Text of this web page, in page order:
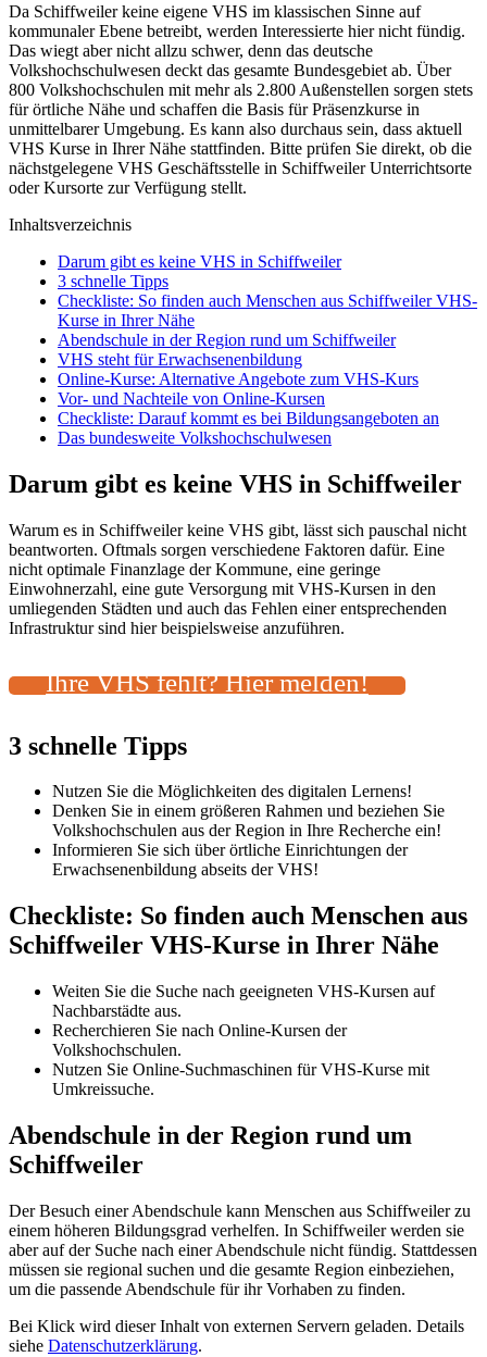
Da Schiffweiler keine eigene VHS im klassischen Sinne auf
kommunaler Ebene betreibt, werden Interessierte hier nicht fündig.
Das wiegt aber nicht allzu schwer, denn das deutsche
Volkshochschulwesen deckt das gesamte Bundesgebiet ab. Über
800 Volkshochschulen mit mehr als 2.800 Außenstellen sorgen stets
für örtliche Nähe und schaffen die Basis für Präsenzkurse in
unmittelbarer Umgebung. Es kann also durchaus sein, dass aktuell
VHS Kurse in Ihrer Nähe stattfinden. Bitte prüfen Sie direkt, ob die
nächstgelegene VHS Geschäftsstelle in Schiffweiler Unterrichtsorte
oder Kursorte zur Verfügung stellt.
Inhaltsverzeichnis
Darum gibt es keine VHS in Schiffweiler
3 schnelle Tipps
Checkliste: So finden auch Menschen aus Schiffweiler VHS-
Kurse in Ihrer Nähe
Abendschule in der Region rund um Schiffweiler
VHS steht für Erwachsenenbildung
Online-Kurse: Alternative Angebote zum VHS-Kurs
Vor- und Nachteile von Online-Kursen
Checkliste: Darauf kommt es bei Bildungsangeboten an
Das bundesweite Volkshochschulwesen
Darum gibt es keine VHS in Schiffweiler
Warum es in Schiffweiler keine VHS gibt, lässt sich pauschal nicht
beantworten. Oftmals sorgen verschiedene Faktoren dafür. Eine
nicht optimale Finanzlage der Kommune, eine geringe
Einwohnerzahl, eine gute Versorgung mit VHS-Kursen in den
umliegenden Städten und auch das Fehlen einer entsprechenden
Infrastruktur sind hier beispielsweise anzuführen.
Ihre VHS fehlt? Hier melden!
3 schnelle Tipps
Nutzen Sie die Möglichkeiten des digitalen Lernens!
Denken Sie in einem größeren Rahmen und beziehen Sie
Volkshochschulen aus der Region in Ihre Recherche ein!
Informieren Sie sich über örtliche Einrichtungen der
Erwachsenenbildung abseits der VHS!
Checkliste: So finden auch Menschen aus
Schiffweiler VHS-Kurse in Ihrer Nähe
Weiten Sie die Suche nach geeigneten VHS-Kursen auf
Nachbarstädte aus.
Recherchieren Sie nach Online-Kursen der
Volkshochschulen.
Nutzen Sie Online-Suchmaschinen für VHS-Kurse mit
Umkreissuche.
Abendschule in der Region rund um
Schiffweiler
Der Besuch einer Abendschule kann Menschen aus Schiffweiler zu
einem höheren Bildungsgrad verhelfen. In Schiffweiler werden sie
aber auf der Suche nach einer Abendschule nicht fündig. Stattdessen
müssen sie regional suchen und die gesamte Region einbeziehen,
um die passende Abendschule für ihr Vorhaben zu finden.
Bei Klick wird dieser Inhalt von externen Servern geladen. Details
siehe Datenschutzerklärung.